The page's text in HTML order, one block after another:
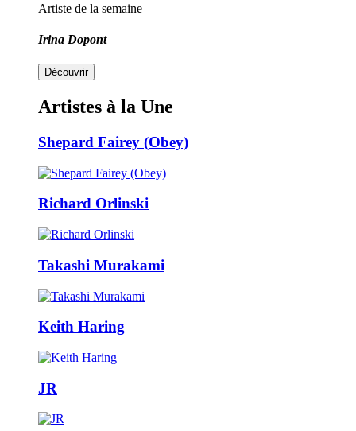
Artiste de la semaine
Irina Dopont
Découvrir
Artistes à la Une
Shepard Fairey (Obey)
Richard Orlinski
Takashi Murakami
Keith Haring
JR